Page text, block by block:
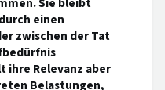
einen
zwischen der Tat
ihre Relevanz aber
Belastungen,